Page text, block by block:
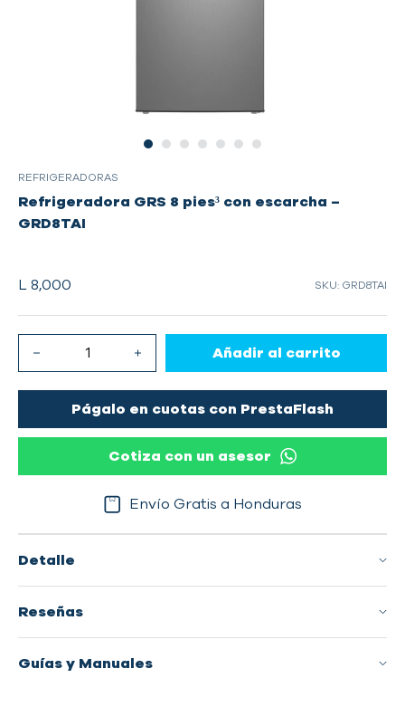
REFRIGERADORAS
Refrigeradora GRS 8 pies³ con escarcha –
GRD8TAI
L 8,000 SKU: GRD8TAI
Añadir al carrito
Págalo en cuotas con PrestaFlash
Cotiza con un asesor
Envío Gratis a Honduras
Detalle
Reseñas
Guías y Manuales